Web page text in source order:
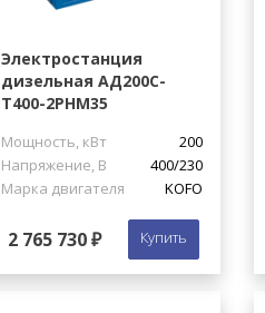
Электростанция
дизельная АД200С-
Т400-2РНМ35
Мощность, кВт
200
Напряжение, В
400/230
Марка двигателя
KOFO
2 765 730 ₽ Купить